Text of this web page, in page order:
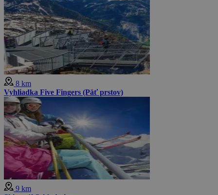
8 km
Vyhliadka Five Fingers (Päť prstov)
9 km